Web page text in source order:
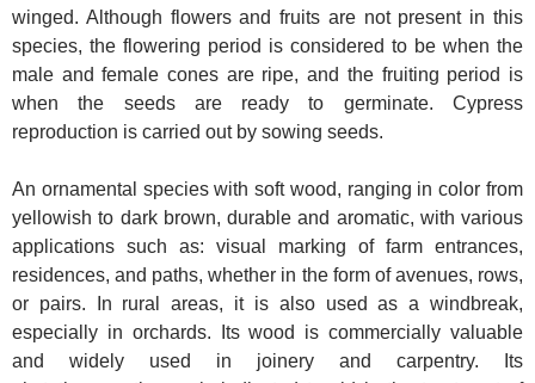
winged. Although flowers and fruits are not present in this
species, the flowering period is considered to be when the
male and female cones are ripe, and the fruiting period is
when the seeds are ready to germinate. Cypress
reproduction is carried out by sowing seeds.
An ornamental species with soft wood, ranging in color from
yellowish to dark brown, durable and aromatic, with various
applications such as: visual marking of farm entrances,
residences, and paths, whether in the form of avenues, rows,
or pairs. In rural areas, it is also used as a windbreak,
especially in orchards. Its wood is commercially valuable
and widely used in joinery and carpentry. Its